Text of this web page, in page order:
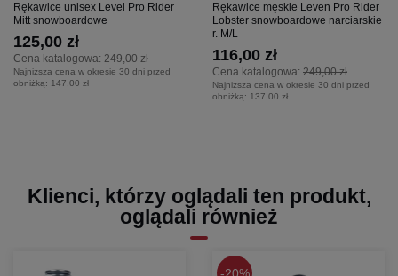
Rękawice unisex Level Pro Rider
Mitt snowboardowe
Cena katalogowa: 249,00 zł
125,00 zł
Najniższa cena w okresie 30 dni przed
obniżką: 147,00 zł
Rękawice męskie Leven Pro Rider
Lobster snowboardowe narciarskie
r. M/L
Cena katalogowa: 249,00 zł
116,00 zł
Najniższa cena w okresie 30 dni przed
obniżką: 137,00 zł
Klienci, którzy oglądali ten produkt,
oglądali również